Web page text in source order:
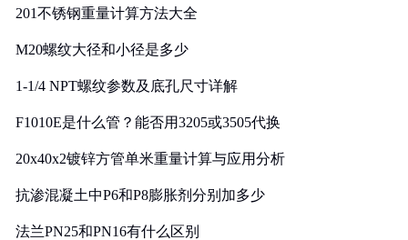
201不锈钢重量计算方法大全
M20螺纹大径和小径是多少
1-1/4 NPT螺纹参数及底孔尺寸详解
F1010E是什么管？能否用3205或3505代换
20x40x2镀锌方管单米重量计算与应用分析
抗渗混凝土中P6和P8膨胀剂分别加多少
法兰PN25和PN16有什么区别